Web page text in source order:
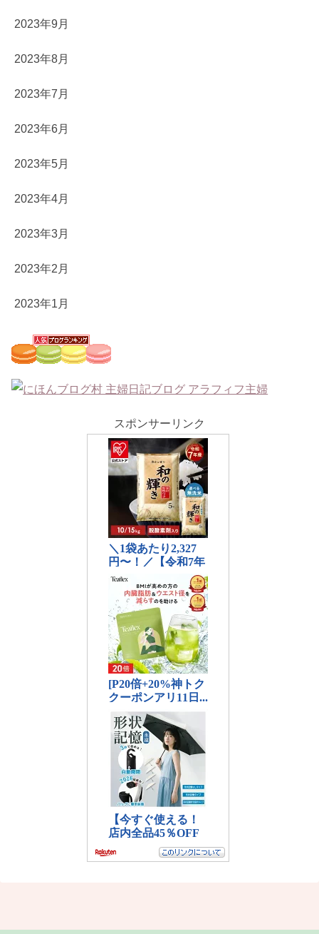
2023年9月
2023年8月
2023年7月
2023年6月
2023年5月
2023年4月
2023年3月
2023年2月
2023年1月
スポンサーリンク